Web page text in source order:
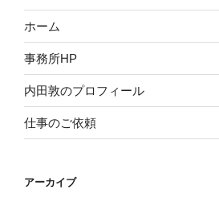
ホーム
事務所HP
内田敦のプロフィール
仕事のご依頼
アーカイブ